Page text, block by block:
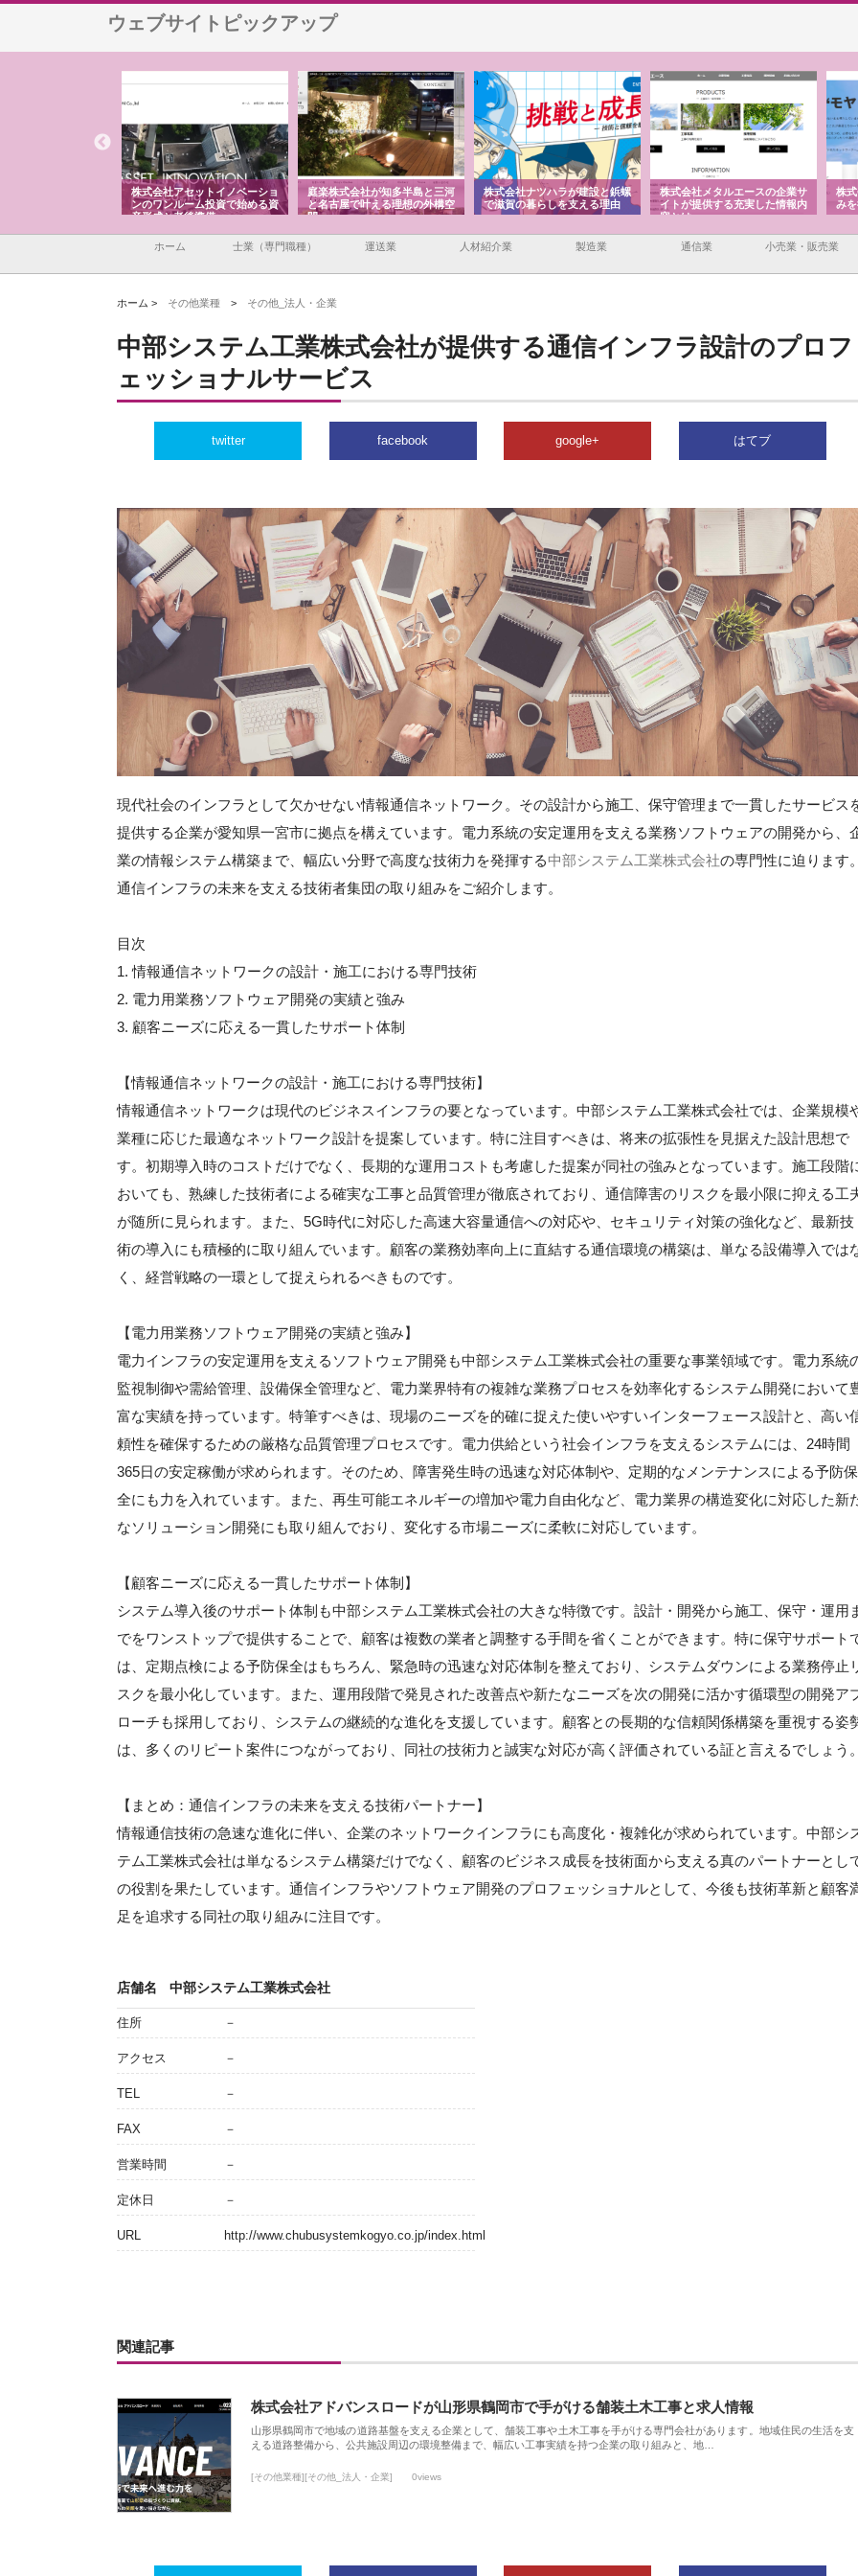
ウェブサイトピックアップ
株式会社アセットイノベーショ
ンのワンルーム投資で始める資
産形成と老後準備
庭楽株式会社が知多半島と三河
と名古屋で叶える理想の外構空
間
株式会社ナツハラが建設と鋲螺
で滋賀の暮らしを支える理由
株式会社メタルエースの企業サ
イトが提供する充実した情報内
容とは
株式
みを
ホーム 士業（専門職種） 運送業 人材紹介業 製造業 通信業 小売業・販売業
ホーム > その他業種 > その他_法人・企業
中部システム工業株式会社が提供する通信インフラ設計のプロフ
ェッショナルサービス
twitter facebook google+ はてブ
現代社会のインフラとして欠かせない情報通信ネットワーク。その設計から施工、保守管理まで一貫したサービス
提供する企業が愛知県一宮市に拠点を構えています。電力系統の安定運用を支える業務ソフトウェアの開発から、
業の情報システム構築まで、幅広い分野で高度な技術力を発揮する中部システム工業株式会社の専門性に迫ります。
通信インフラの未来を支える技術者集団の取り組みをご紹介します。
目次
1. 情報通信ネットワークの設計・施工における専門技術
2. 電力用業務ソフトウェア開発の実績と強み
3. 顧客ニーズに応える一貫したサポート体制
【情報通信ネットワークの設計・施工における専門技術】
情報通信ネットワークは現代のビジネスインフラの要となっています。中部システム工業株式会社では、企業規模
業種に応じた最適なネットワーク設計を提案しています。特に注目すべきは、将来の拡張性を見据えた設計思想で
す。初期導入時のコストだけでなく、長期的な運用コストも考慮した提案が同社の強みとなっています。施工段階
おいても、熟練した技術者による確実な工事と品質管理が徹底されており、通信障害のリスクを最小限に抑える工
が随所に見られます。また、5G時代に対応した高速大容量通信への対応や、セキュリティ対策の強化など、最新技
術の導入にも積極的に取り組んでいます。顧客の業務効率向上に直結する通信環境の構築は、単なる設備導入では
く、経営戦略の一環として捉えられるべきものです。
【電力用業務ソフトウェア開発の実績と強み】
電力インフラの安定運用を支えるソフトウェア開発も中部システム工業株式会社の重要な事業領域です。電力系統
監視制御や需給管理、設備保全管理など、電力業界特有の複雑な業務プロセスを効率化するシステム開発において
富な実績を持っています。特筆すべきは、現場のニーズを的確に捉えた使いやすいインターフェース設計と、高い
頼性を確保するための厳格な品質管理プロセスです。電力供給という社会インフラを支えるシステムには、24時間
365日の安定稼働が求められます。そのため、障害発生時の迅速な対応体制や、定期的なメンテナンスによる予防保
全にも力を入れています。また、再生可能エネルギーの増加や電力自由化など、電力業界の構造変化に対応した新
なソリューション開発にも取り組んでおり、変化する市場ニーズに柔軟に対応しています。
【顧客ニーズに応える一貫したサポート体制】
システム導入後のサポート体制も中部システム工業株式会社の大きな特徴です。設計・開発から施工、保守・運用
でをワンストップで提供することで、顧客は複数の業者と調整する手間を省くことができます。特に保守サポート
は、定期点検による予防保全はもちろん、緊急時の迅速な対応体制を整えており、システムダウンによる業務停止
スクを最小化しています。また、運用段階で発見された改善点や新たなニーズを次の開発に活かす循環型の開発ア
ローチも採用しており、システムの継続的な進化を支援しています。顧客との長期的な信頼関係構築を重視する姿
は、多くのリピート案件につながっており、同社の技術力と誠実な対応が高く評価されている証と言えるでしょう。
【まとめ：通信インフラの未来を支える技術パートナー】
情報通信技術の急速な進化に伴い、企業のネットワークインフラにも高度化・複雑化が求められています。中部シ
テム工業株式会社は単なるシステム構築だけでなく、顧客のビジネス成長を技術面から支える真のパートナーとし
の役割を果たしています。通信インフラやソフトウェア開発のプロフェッショナルとして、今後も技術革新と顧客
足を追求する同社の取り組みに注目です。
店舗名 中部システム工業株式会社
住所 －
アクセス －
TEL －
FAX －
営業時間 －
定休日 －
URL http://www.chubusystemkogyo.co.jp/index.html
関連記事
株式会社アドバンスロードが山形県鶴岡市で手がける舗装土木工事と求人情報
山形県鶴岡市で地域の道路基盤を支える企業として、舗装工事や土木工事を手がける専門会社があります。地域住民の生活を支
える道路整備から、公共施設周辺の環境整備まで、幅広い工事実績を持つ企業の取り組みと、地…
[その他業種][その他_法人・企業] 0views